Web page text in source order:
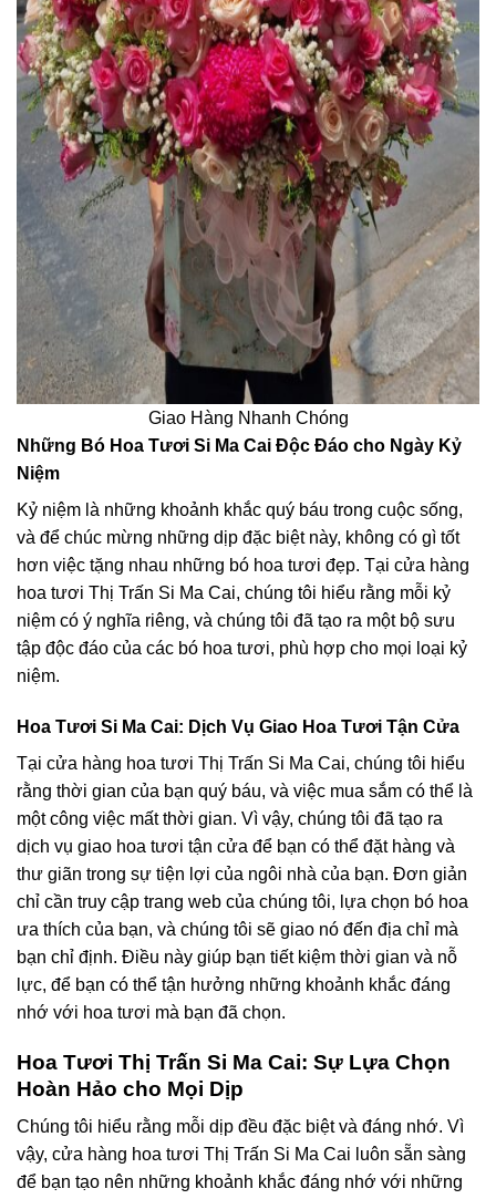
Giao Hàng Nhanh Chóng
Những Bó Hoa Tươi Si Ma Cai Độc Đáo cho Ngày Kỷ
Niệm
Kỷ niệm là những khoảnh khắc quý báu trong cuộc sống,
và để chúc mừng những dịp đặc biệt này, không có gì tốt
hơn việc tặng nhau những bó hoa tươi đẹp. Tại cửa hàng
hoa tươi Thị Trấn Si Ma Cai, chúng tôi hiểu rằng mỗi kỷ
niệm có ý nghĩa riêng, và chúng tôi đã tạo ra một bộ sưu
tập độc đáo của các bó hoa tươi, phù hợp cho mọi loại kỷ
niệm.
Hoa Tươi Si Ma Cai: Dịch Vụ Giao Hoa Tươi Tận Cửa
Tại cửa hàng hoa tươi Thị Trấn Si Ma Cai, chúng tôi hiểu
rằng thời gian của bạn quý báu, và việc mua sắm có thể là
một công việc mất thời gian. Vì vậy, chúng tôi đã tạo ra
dịch vụ giao hoa tươi tận cửa để bạn có thể đặt hàng và
thư giãn trong sự tiện lợi của ngôi nhà của bạn. Đơn giản
chỉ cần truy cập trang web của chúng tôi, lựa chọn bó hoa
ưa thích của bạn, và chúng tôi sẽ giao nó đến địa chỉ mà
bạn chỉ định. Điều này giúp bạn tiết kiệm thời gian và nỗ
lực, để bạn có thể tận hưởng những khoảnh khắc đáng
nhớ với hoa tươi mà bạn đã chọn.
Hoa Tươi Thị Trấn Si Ma Cai: Sự Lựa Chọn
Hoàn Hảo cho Mọi Dịp
Chúng tôi hiểu rằng mỗi dịp đều đặc biệt và đáng nhớ. Vì
vậy, cửa hàng hoa tươi Thị Trấn Si Ma Cai luôn sẵn sàng
để bạn tạo nên những khoảnh khắc đáng nhớ với những